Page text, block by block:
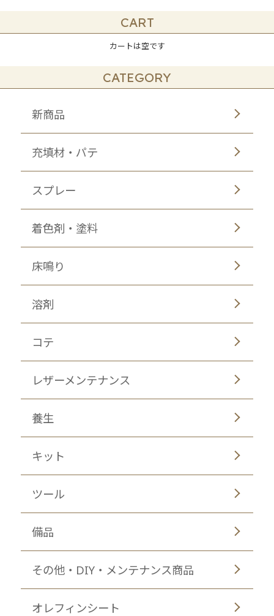
CART
カートは空です
CATEGORY
新商品
充填材・パテ
スプレー
着色剤・塗料
床鳴り
溶剤
コテ
レザーメンテナンス
養生
キット
ツール
備品
その他・DIY・メンテナンス商品
オレフィンシート